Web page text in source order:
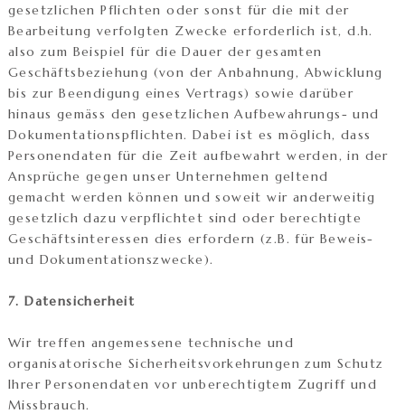
gesetzlichen Pflichten oder sonst für die mit der
Bearbeitung verfolgten Zwecke erforderlich ist, d.h.
also zum Beispiel für die Dauer der gesamten
Geschäftsbeziehung (von der Anbahnung, Abwicklung
bis zur Beendigung eines Vertrags) sowie darüber
hinaus gemäss den gesetzlichen Aufbewahrungs- und
Dokumentationspflichten. Dabei ist es möglich, dass
Personendaten für die Zeit aufbewahrt werden, in der
Ansprüche gegen unser Unternehmen geltend
gemacht werden können und soweit wir anderweitig
gesetzlich dazu verpflichtet sind oder berechtigte
Geschäftsinteressen dies erfordern (z.B. für Beweis-
und Dokumentationszwecke).
7. Datensicherheit
Wir treffen angemessene technische und
organisatorische Sicherheitsvorkehrungen zum Schutz
Ihrer Personendaten vor unberechtigtem Zugriff und
Missbrauch.